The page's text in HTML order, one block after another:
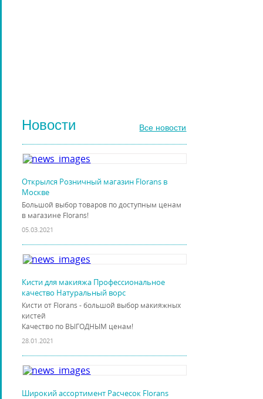
Новости Все новости
Открылся Розничный магазин Florans в
Москве
Большой выбор товаров по доступным ценам
в магазине Florans!
05.03.2021
Кисти для макияжа Профессиональное
качество Натуральный ворс
Кисти от Florans - большой выбор макияжных
кистей
Качество по ВЫГОДНЫМ ценам!
28.01.2021
Широкий ассортимент Расчесок Florans